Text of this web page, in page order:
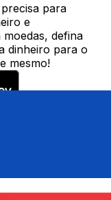
para
e
defina
dinheiro para o
mesmo!